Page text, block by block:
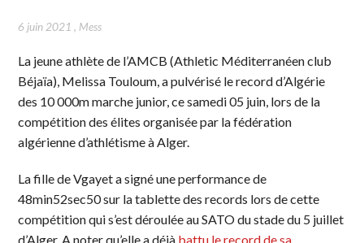
6 juin 2021 , Mess
La jeune athlète de l’AMCB (Athletic Méditerranéen club
Béjaïa), Melissa Touloum, a pulvérisé le record d’Algérie
des 10 000m marche junior, ce samedi 05 juin, lors de la
compétition des élites organisée par la fédération
algérienne d’athlétisme à Alger.
La fille de Vgayet a signé une performance de
48min52sec50 sur la tablette des records lors de cette
compétition qui s’est déroulée au SATO du stade du 5 juillet
d’Alger. A noter qu’elle a déjà battu le record de sa